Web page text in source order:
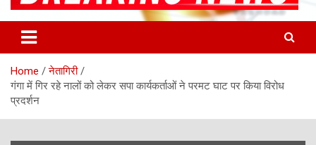
Home
नेतागिरी
गंगा में गिर रहे नालों को लेकर सपा कार्यकर्ताओं ने परमट घाट पर किया विरोध
प्रदर्शन